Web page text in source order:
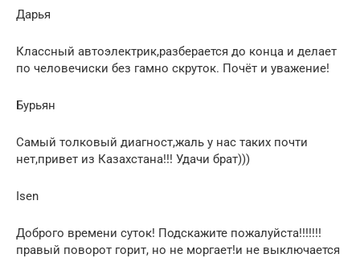
Дарья
Классный автоэлектрик,разберается до конца и делает
по человечиски без гамно скруток. Почёт и уважение!
Бурьян
Самый толковый диагност,жаль у нас таких почти
нет,привет из Казахстана!!! Удачи брат)))
Isen
Доброго времени суток! Подскажите пожалуйста!!!!!!!
правый поворот горит, но не моргает!и не выключается